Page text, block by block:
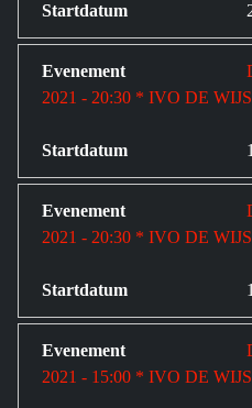
2021 - 20:30 * IVO DE
2021 - 20:30 * IVO DE
2021 - 15:00 * IVO DE